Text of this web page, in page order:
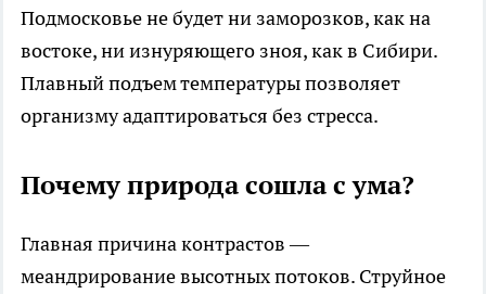
Подмосковье не будет ни заморозков, как на
востоке, ни изнуряющего зноя, как в Сибири.
Плавный подъем температуры позволяет
организму адаптироваться без стресса.
Почему природа сошла с ума?
Главная причина контрастов —
меандрирование высотных потоков. Струйное